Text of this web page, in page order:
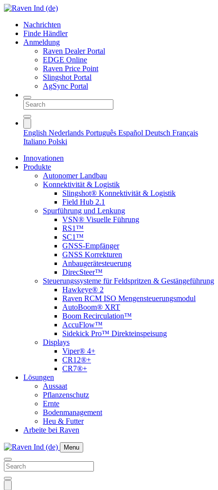
Nachrichten
Finde Händler
Anmeldung
Raven Dealer Portal
EDGE Online
Raven Price Point
Slingshot Portal
AgSync Portal
English Nederlands Português Español Deutsch Français
Italiano Polski
Innovationen
Produkte
Autonomer Landbau
Konnektivität & Logistik
Slingshot® Konnektivität & Logistik
Field Hub 2.1
Spurführung und Lenkung
VSN® Visuelle Führung
RS1™
SC1™
GNSS-Empfänger
GNSS Korrekturen
Anbaugerätesteuerung
DirecSteer™
Steuerungssysteme für Feldspritzen & Gestängeführung
Hawkeye® 2
Raven RCM ISO Mengensteuerungsmodul
AutoBoom® XRT
Boom Recirculation™
AccuFlow™
Sidekick Pro™ Direkteinspeisung
Displays
Viper® 4+
CR12®+
CR7®+
Lösungen
Aussaat
Pflanzenschutz
Ernte
Bodenmanagement
Heu & Futter
Arbeite bei Raven
Menu